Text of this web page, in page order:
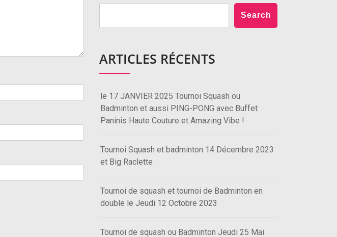
Search
ARTICLES RÉCENTS
le 17 JANVIER 2025 Tournoi Squash ou
Badminton et aussi PING-PONG avec Buffet
Paninis Haute Couture et Amazing Vibe !
Tournoi Squash et badminton 14 Décembre 2023
et Big Raclette
Tournoi de squash et tournoi de Badminton en
double le Jeudi 12 Octobre 2023
Tournoi de squash ou Badminton Jeudi 25 Mai